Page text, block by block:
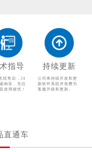
指导
忧售后，24
响应，无任
使用烦忧！
持续更新
公司将持续开发和更
新软件系统并免费为
客服升级和更新。
直通车